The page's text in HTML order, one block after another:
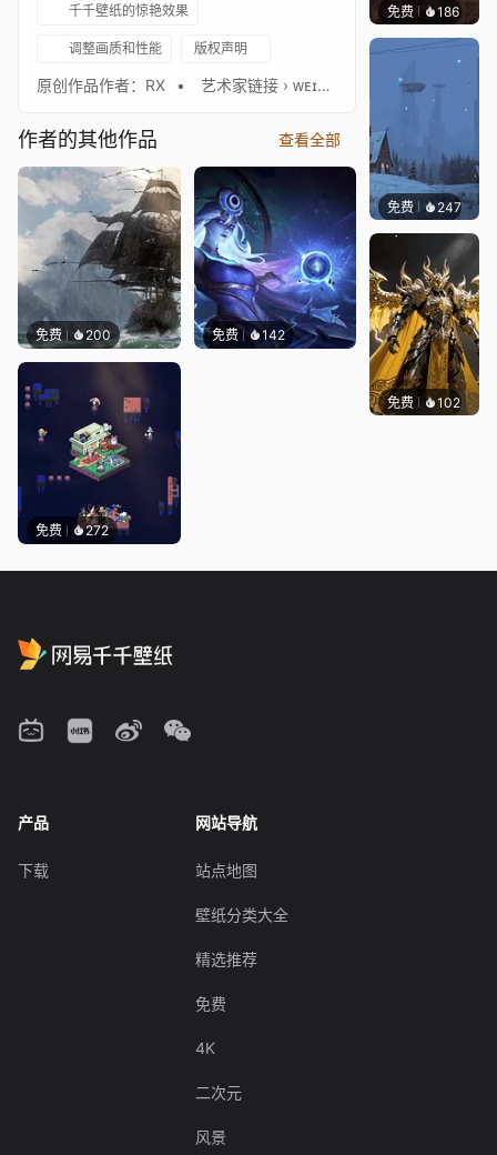
千千壁纸的惊艳效果
调整画质和性能 版权声明
原创作品作者：RX⠀• ⠀艺术家链接 › ᴡᴇɪʙᴏ⠀[weibo.com]⠀• ⠀艺术家链接 › ᴀʀᴛsᴛᴀᴛɪᴏɴ⠀[rxart.artstation.com] ♫ Audiomachine - We Are Gods ✨ 查看我的工作坊，发现更多精彩壁纸！✨
作者的其他作品 查看全部
免费 200 免费 142
免费 272
免费 186
免费 247
免费 102渔小小
产品
下载
网站导航
站点地图
壁纸分类大全
精选推荐
免费
4K
二次元
风景